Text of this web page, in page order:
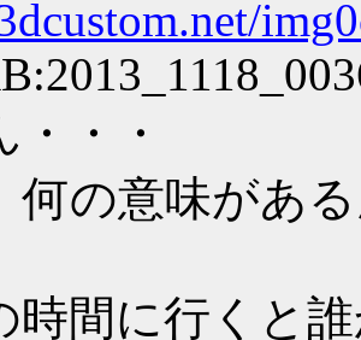
・・・
何の意味があ
時間に行くと